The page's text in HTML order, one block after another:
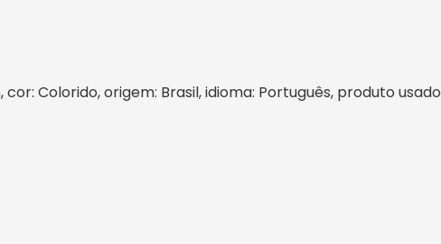
Colorido, origem: Brasil, idioma: Português, produto usado